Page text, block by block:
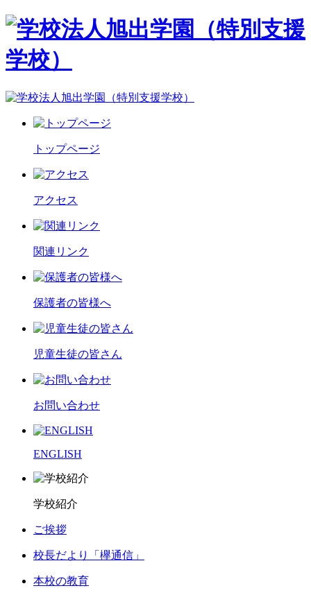
トップページ
アクセス
関連リンク
保護者の皆様へ
児童生徒の皆さん
お問い合わせ
ENGLISH
学校紹介
ご挨拶
校長だより「欅通信」
本校の教育